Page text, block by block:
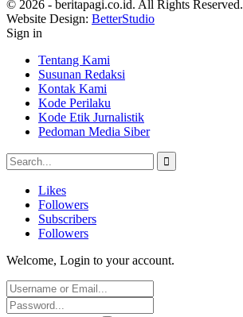
© 2026 - beritapagi.co.id. All Rights Reserved.
Website Design: BetterStudio
Sign in
Tentang Kami
Susunan Redaksi
Kontak Kami
Kode Perilaku
Kode Etik Jurnalistik
Pedoman Media Siber
Likes
Followers
Subscribers
Followers
Welcome, Login to your account.